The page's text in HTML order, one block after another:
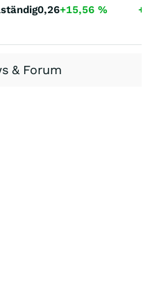
0,26+15,56 %
& Forum